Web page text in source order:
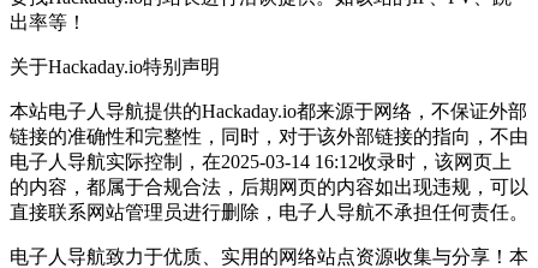
出率等！
关于Hackaday.io特别声明
本站电子人导航提供的Hackaday.io都来源于网络，不保证外部
链接的准确性和完整性，同时，对于该外部链接的指向，不由
电子人导航实际控制，在2025-03-14 16:12收录时，该网页上
的内容，都属于合规合法，后期网页的内容如出现违规，可以
直接联系网站管理员进行删除，电子人导航不承担任何责任。
电子人导航致力于优质、实用的网络站点资源收集与分享！ 本